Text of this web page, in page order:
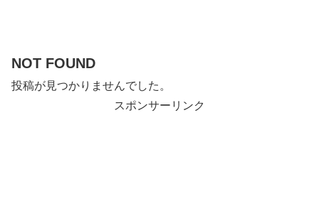
NOT FOUND
投稿が見つかりませんでした。
スポンサーリンク